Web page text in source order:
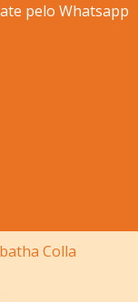
pelo Whatsapp
Colla